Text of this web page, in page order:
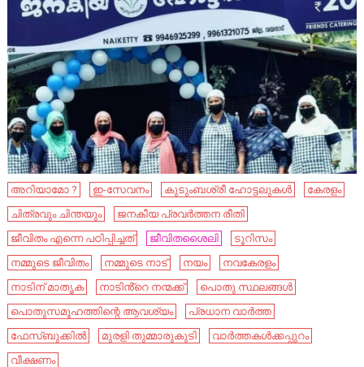
അറിയാമോ ? ഇ-സേവനം കുടുംബശ്രീ ഹോട്ടലുകൾ
കേരളം
ചിത്രവും ചിന്തയും
ജനകീയ പ്രവര്‍ത്തന രീതി
ജീവിതം എന്നെ പഠിപ്പിച്ചത്
ജീവിതശൈലി
ടൂറിസം
നമ്മുടെ ജീവിതം
നമ്മുടെ നാട്‌ നയം
നവകേരളം
നാടിന് മാതൃക
നാടിൻ്റെ നന്മക്ക്
പൊതു സ്ഥലങ്ങൾ
പൊതുസമൂഹത്തിന്റെ ആവശ്യം
പ്രധാന വാർത്ത
ഫേസ്ബുക്കിൽ
മുരളി തുമ്മാരുകുടി
വാർത്തകൾക്കപ്പുറം
വീക്ഷണം